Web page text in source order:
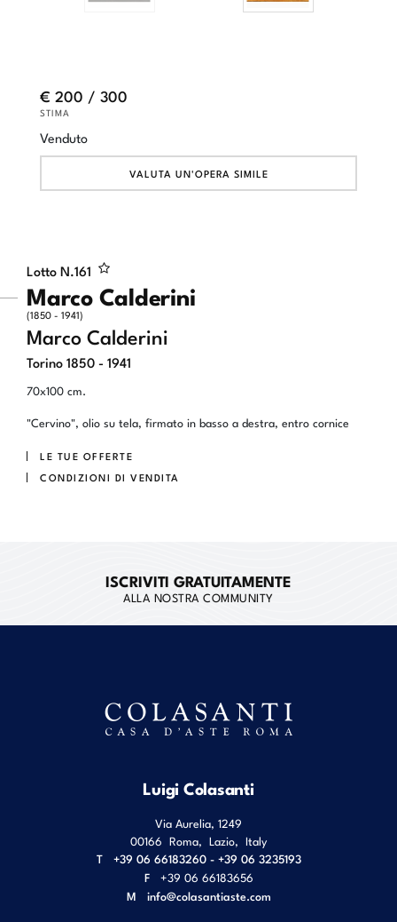
Lotto N.161
Marco Calderini
(1850 - 1941)
Marco Calderini
Torino 1850 - 1941
70x100 cm.
"Cervino", olio su tela, firmato in basso a destra, entro cornice
LE TUE OFFERTE
CONDIZIONI DI VENDITA
€ 200 / 300
STIMA
Venduto
VALUTA UN'OPERA SIMILE
ISCRIVITI GRATUITAMENTE
ALLA NOSTRA COMMUNITY
Luigi Colasanti
Via Aurelia, 1249
00166 Roma Lazio Italy
T
+39 06 66183260 - +39 06 3235193
F
+39 06 66183656
M info@colasantiaste.com